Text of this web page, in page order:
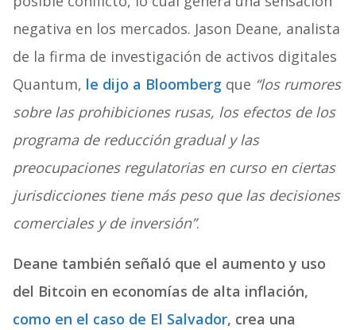
negativa en los mercados. Jason Deane, analista
de la firma de investigación de activos digitales
Quantum, le dijo a Bloombergque “los rumores
sobre las prohibiciones rusas, los efectos de los
programa de reducción gradual y las
preocupaciones regulatorias en curso en ciertas
jurisdicciones tiene más peso que las decisiones
comerciales y de inversión”.
Deane también señaló que el aumento y uso
del Bitcoin en economías de alta inflación,
como en el caso de El Salvador, crea una